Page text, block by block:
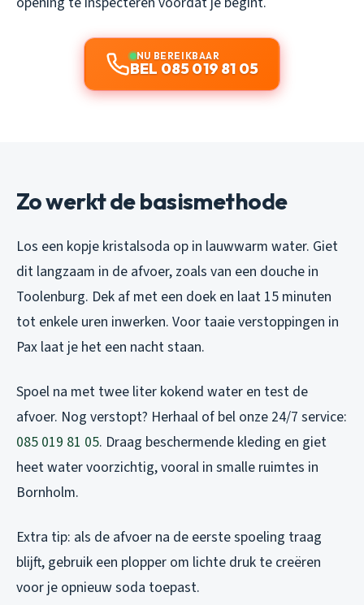
NU BEREIKBAAR
BEL 085 019 81 05
Zo werkt de basismethode
Los een kopje kristalsoda op in lauwwarm water. Giet
dit langzaam in de afvoer, zoals van een douche in
Toolenburg. Dek af met een doek en laat 15 minuten
tot enkele uren inwerken. Voor taaie verstoppingen in
Pax laat je het een nacht staan.
Spoel na met twee liter kokend water en test de
afvoer. Nog verstopt? Herhaal of bel onze 24/7 service:
085 019 81 05. Draag beschermende kleding en giet
heet water voorzichtig, vooral in smalle ruimtes in
Bornholm.
Extra tip: als de afvoer na de eerste spoeling traag
blijft, gebruik een plopper om lichte druk te creëren
voor je opnieuw soda toepast.